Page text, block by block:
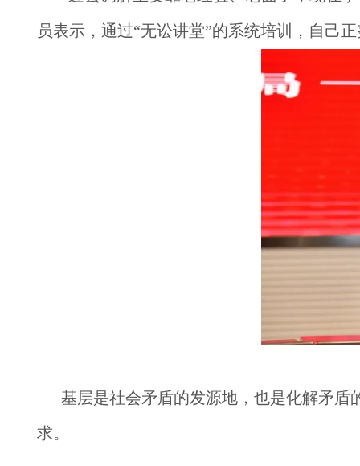
员表示，通过“无讼讲堂”的系统培训，自己
基层是社会矛盾的发源地，也是化解矛盾
求。